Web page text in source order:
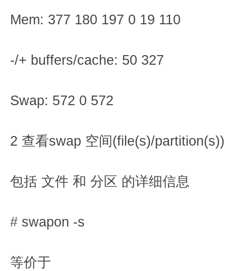
Mem: 377 180 197 0 19 110
-/+ buffers/cache: 50 327
Swap: 572 0 572
2 查看swap 空间(file(s)/
包括 文件 和 分区 的详细信息
# swapon -s
等价于